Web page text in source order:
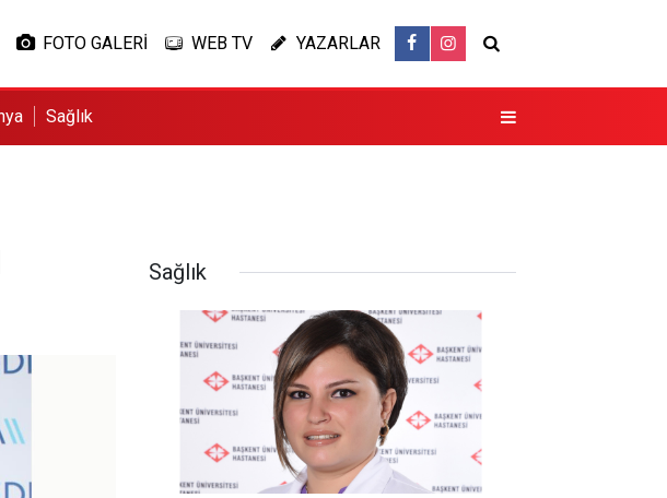
FOTO GALERİ WEB TV YAZARLAR
Sağlık
Sağlık